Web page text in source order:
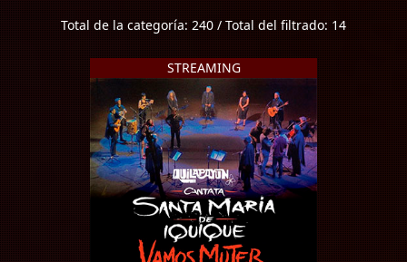
Total de la categoría: 240 / Total del filtrado: 14
STREAMING